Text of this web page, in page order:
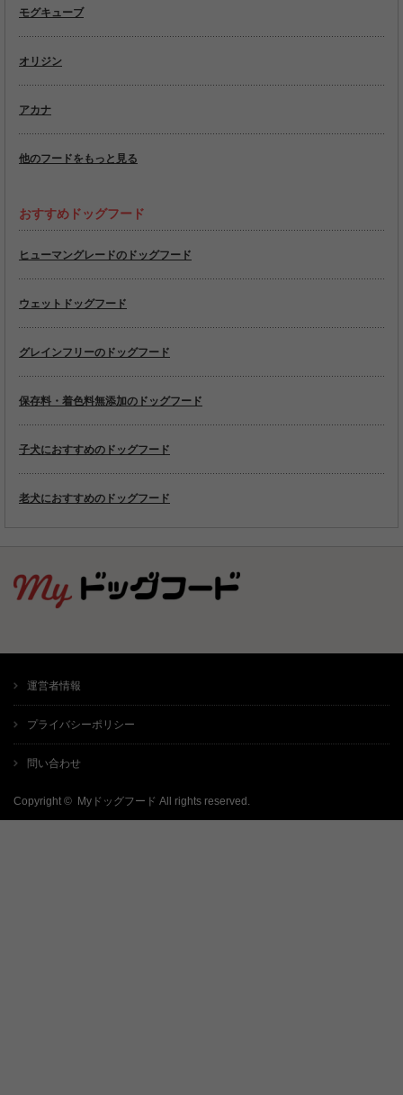
モグキューブ
オリジン
アカナ
他のフードをもっと見る
おすすめドッグフード
ヒューマングレードのドッグフード
ウェットドッグフード
グレインフリーのドッグフード
保存料・着色料無添加のドッグフード
子犬におすすめのドッグフード
老犬におすすめのドッグフード
運営者情報
プライバシーポリシー
問い合わせ
Copyright © Myドッグフード All rights reserved.